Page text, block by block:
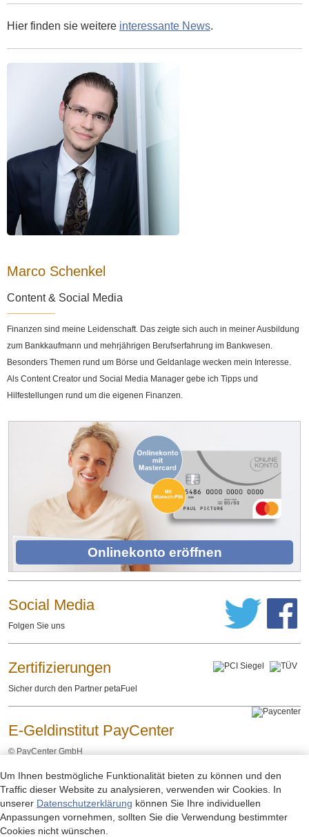
Hier finden sie weitere interessante News.
Marco Schenkel
Content & Social Media
Finanzen sind meine Leidenschaft. Das zeigte sich auch in meiner Ausbildung
zum Bankkaufmann und mehrjährigen Berufserfahrung im Bankwesen.
Besonders Themen rund um Börse und Geldanlage wecken mein Interesse.
Als Content Creator und Social Media Manager gebe ich Tipps und
Hilfestellungen rund um die eigenen Finanzen.
Onlinekonto eröffnen
Social Media
Folgen Sie uns
Zertifizierungen
Sicher durch den Partner petaFuel
E-Geldinstitut PayCenter
© PayCenter GmbH
Impressum - Datenschutzerklärung - Rechtliche Hinweise
Um Ihnen bestmögliche Funktionalität bieten zu können und den
Traffic dieser Website zu analysieren, verwenden wir Cookies. In
unserer Datenschutzerklärung können Sie Ihre individuellen
Anpassungen vornehmen, sollten Sie die Verwendung bestimmter
Cookies nicht wünschen.